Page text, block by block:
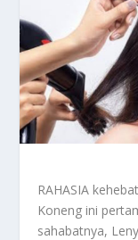
RAHASIA
Koneng ini
sahabatnya,